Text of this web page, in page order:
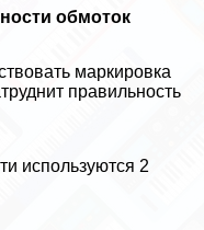
обмоток
маркировка
правильность
используются 2